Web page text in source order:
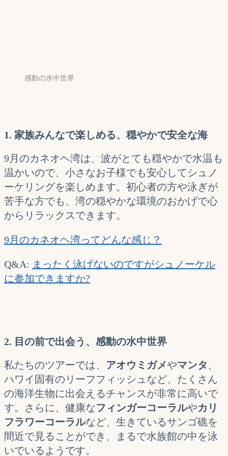
感動の水中世界
1. 家族みんなで楽しめる、穏やかで安全な海
9月のカネオヘ湾は、波がとても穏やかで水温も
温かいので、小さなお子様でも安心してシュノ
ーケリングを楽しめます。初心者の方や泳ぎが
苦手な方でも、湾の穏やかな環境のおかげで心
からリラックスできます。
9月のカネオヘ湾ってどんな感じ？
Q&A: まったく泳げないのですがシュノーケル
に参加できますか?
2. 目の前で出会う、感動の水中世界
私たちのツアーでは、 アオウミガメやマンタ、
ハワイ固有のリーフフィッシュなど、たくさん
の海洋生物に出会えるチャンスが非常に高いで
す。さらに、健康なフィンガーコーラルやカリ
フラワーコーラルなど、生きているサンゴ礁を
間近で見ることができ、まるで水族館の中を泳
いでいるようです。